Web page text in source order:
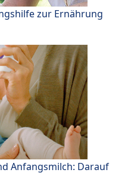
zur Ernährung
Anfangsmilch: Darauf